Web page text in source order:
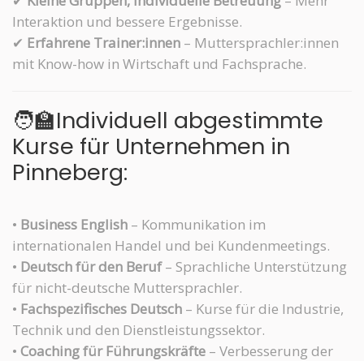
Interaktion und bessere Ergebnisse.
✔ Erfahrene Trainer:innen – Muttersprachler:innen
mit Know-how in Wirtschaft und Fachsprache.
🧑‍🏫Individuell abgestimmte
Kurse für Unternehmen in
Pinneberg:
• Business English – Kommunikation im
internationalen Handel und bei Kundenmeetings.
• Deutsch für den Beruf– Sprachliche Unterstützung
für nicht-deutsche Muttersprachler.
• Fachspezifisches Deutsch – Kurse für die Industrie,
Technik und den Dienstleistungssektor.
• Coaching für Führungskräfte – Verbesserung der